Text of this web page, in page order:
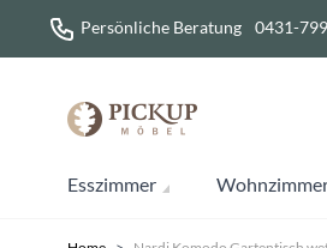
Direkt zum Inhalt
Persönliche Beratung 0431-
Esszimmer